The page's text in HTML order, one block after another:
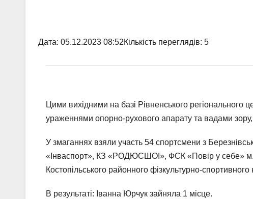
Дата: 05.12.2023 08:52Кількість переглядів: 5
Цими вихідними на базі Рівненського регіонального
ураженнями опорно-рухового апарату та вадами
У змаганнях взяли участь 54 спортсмени з
«Інваспорт», КЗ «РОДЮСШОІ», ФСК «Повір у себе» м.
Костопільського районного фізкультурно-
В результаті: Іванна Юрчук зайняла 1 місце.